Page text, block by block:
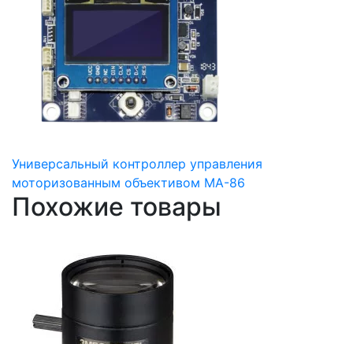
Универсальный контроллер управления
моторизованным объективом MA-86
Похожие товары